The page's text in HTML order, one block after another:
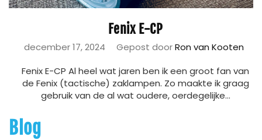
Fenix E-CP
december 17, 2024 Gepost doorRon van Kooten
Fenix E-CP Al heel wat jaren ben ik een groot fan van
de Fenix (tactische) zaklampen. Zo maakte ik graag
gebruik van de al wat oudere, oerdegelijke...
Blog